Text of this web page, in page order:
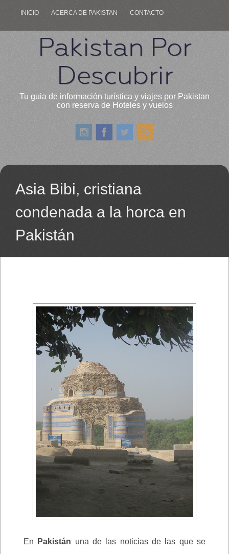
INICIO ACERCA DE PAKISTAN CONTACTO
Pakistan Por
Descubrir
Tu guia de información turística y viajes por Pakistan
con reserva de Hoteles y vuelos
Asia Bibi, cristiana
condenada a la horca en
Pakistán
En Pakistán una de las noticias de las que se